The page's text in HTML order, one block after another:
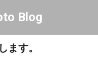
してメイン コンテンツに
Blog
ます。